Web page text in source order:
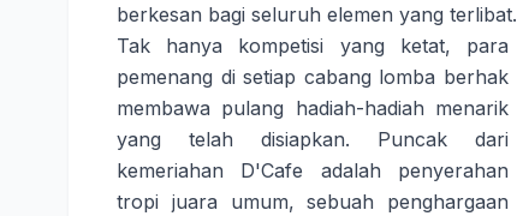
berkesan bagi seluruh elemen yang terlibat.
Tak hanya kompetisi yang ketat, para
pemenang di setiap cabang lomba berhak
membawa pulang hadiah-hadiah menarik
yang telah disiapkan. Puncak dari
kemeriahan D'Cafe adalah penyerahan
tropi juara umum, sebuah penghargaan